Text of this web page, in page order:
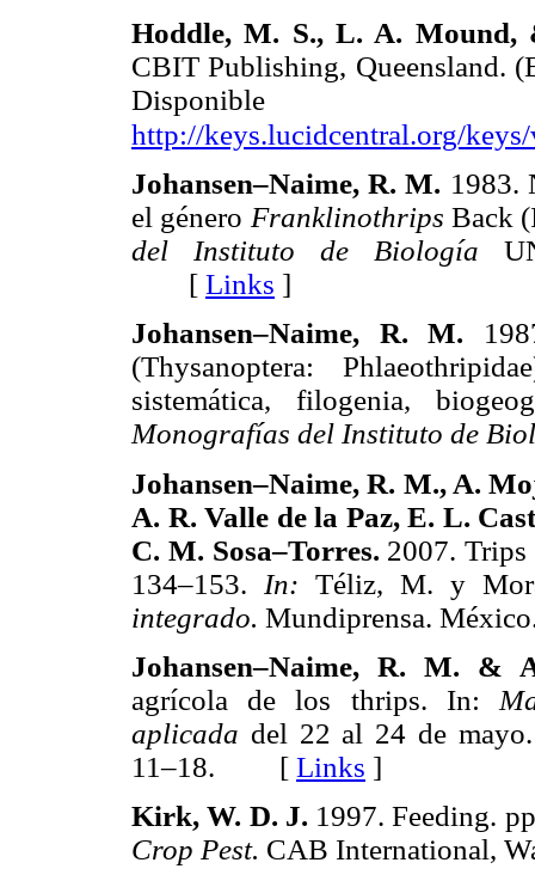
Hoddle, M. S., L. A.
CBIT Publishing, Queensland.
http://keys.lucidcentral.org/
Johansen–Naime, R. M. 1983.
el género FranklinothripsBack
del Instituto de Biología
[ Links ]
Johansen–Naime, R. M.
(Thysanoptera:
sistemática, filogenia,
Monografías del Instituto de
Johansen–Naime, R. M., A.
A. R. Valle de la Paz, E. L.
C. M. Sosa–Torres. 2007. Trips
134–153. In: Téliz, M. y
integrado. Mundiprensa.
Johansen–Naime, R. M. &
agrícola de los thrips. In:
aplicada del 22 al 24 de mayo.
11–18. [ Links ]
Kirk, W. D. J. 1997. Feeding.
Crop Pest. CAB